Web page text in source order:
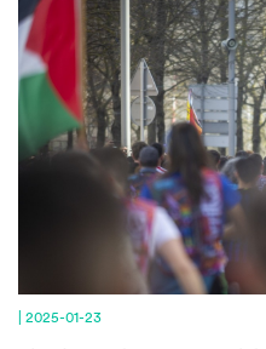
2025-01-23